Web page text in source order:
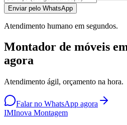
Enviar pelo WhatsApp
Atendimento humano em segundos.
Montador de móveis
agora
Atendimento ágil, orçamento na hora.
Falar no WhatsApp agora
IMInova Montagem